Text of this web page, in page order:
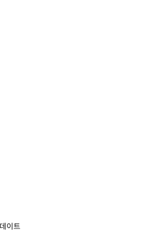
이트